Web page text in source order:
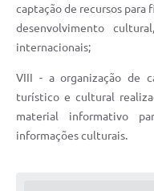
captação de recursos
desenvolvimento
internacionais;
VIII - a organização de
turístico e cultural
material informativo
informações culturais.